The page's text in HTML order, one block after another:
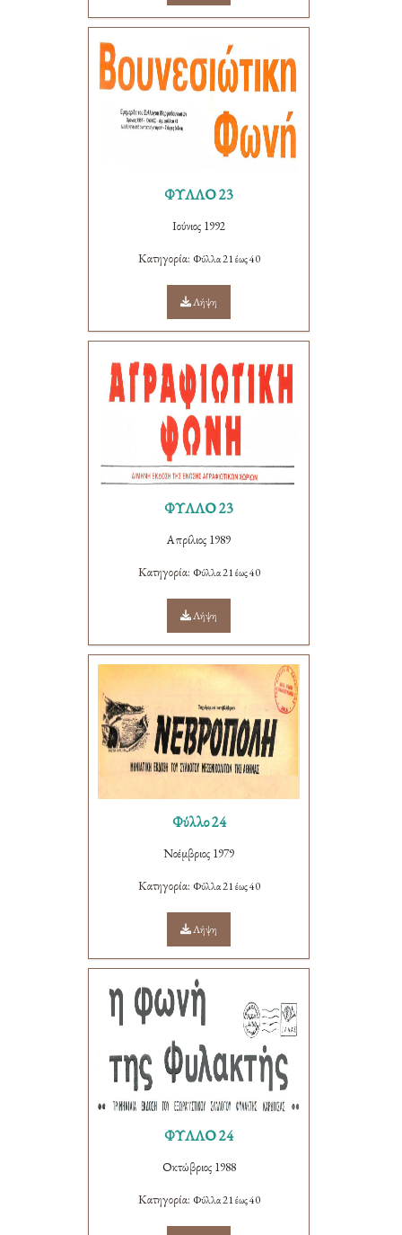
ΦΥΛΛΟ 23
Ιούνιος 1992
Κατηγορία: Φύλλα 21 έως 40
Λήψη
ΦΥΛΛΟ 23
Απρίλιος 1989
Κατηγορία: Φύλλα 21 έως 40
Λήψη
Φύλλο 24
Νοέμβριος 1979
Κατηγορία: Φύλλα 21 έως 40
Λήψη
ΦΥΛΛΟ 24
Οκτώβριος 1988
Κατηγορία: Φύλλα 21 έως 40